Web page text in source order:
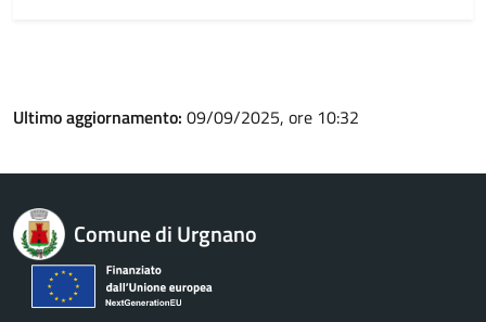
Ultimo aggiornamento: 09/09/2025, ore 10:32
Comune di Urgnano